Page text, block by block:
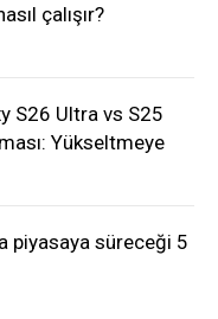
çalışır?
S26 Ultra vs S25
Yükseltmeye
piyasaya süreceği 5